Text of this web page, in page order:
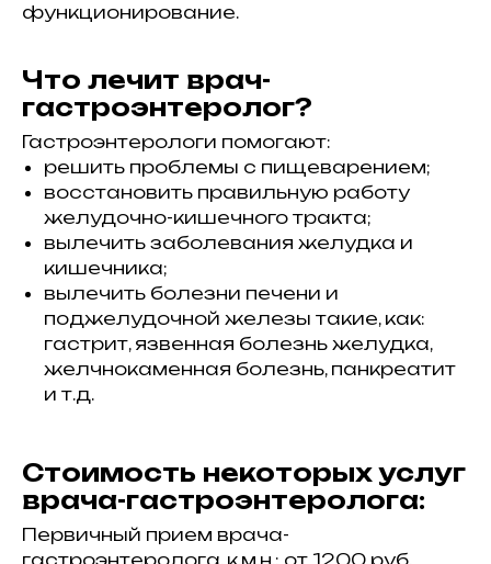
Tel-Aviv, Israel
medicalcenter.com
740-101
524-589-737
ПрепаратыСтатьи
функционирование.
Что лечит врач-
гастроэнтеролог?
Гастроэнтерологи помогают:
решить проблемы с пищеварением;
восстановить правильную работу
желудочно-кишечного тракта;
вылечить заболевания желудка и
кишечника;
вылечить болезни печени и
поджелудочной железы такие, как:
гастрит, язвенная болезнь желудка,
желчнокаменная болезнь, панкреатит
и т.д.
Стоимость некоторых услуг
врача-гастроэнтеролога:
Первичный прием врача-
гастроэнтеролога, к.м.н.: от 1200 руб.